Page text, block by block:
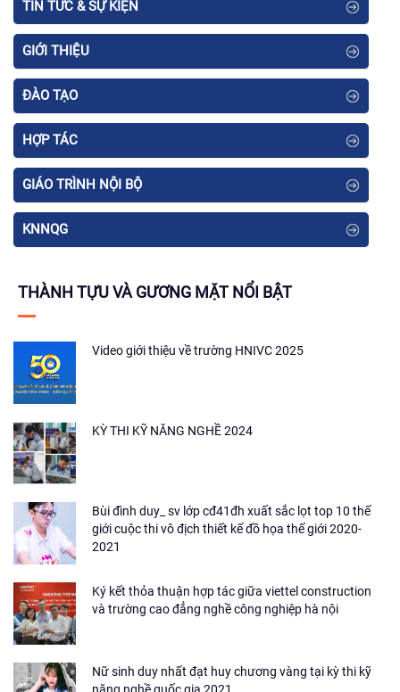
TIN TỨC & SỰ KIỆN
GIỚI THIỆU
ĐÀO TẠO
HỢP TÁC
GIÁO TRÌNH NỘI BỘ
KNNQG
THÀNH TỰU VÀ GƯƠNG MẶT NỔI BẬT
Video giới thiệu về trường HNIVC 2025
KỲ THI KỸ NĂNG NGHỀ 2024
Bùi đình duy_ sv lớp cđ41đh xuất sắc lọt top 10 thế
giới cuộc thi vô địch thiết kế đồ họa thế giới 2020-
2021
Ký kết thỏa thuận hợp tác giữa viettel construction
và trường cao đẳng nghề công nghiệp hà nội
Nữ sinh duy nhất đạt huy chương vàng tại kỳ thi kỹ
năng nghề quốc gia 2021